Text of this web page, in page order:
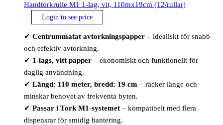
Handtorkrulle M1 1-lag, vit, 110mx19cm (12/rullar)
Login to see price
✔ Centrummatat avtorkningspapper – idealiskt för snabb
och effektiv avtorkning.
✔ 1-lags, vitt papper – ekonomiskt och funktionellt för
daglig användning.
✔ Längd: 110 meter, bredd: 19 cm – räcker länge och
minskar behovet av frekventa byten.
✔ Passar i Tork M1-systemet – kompatibelt med flera
dispensrar för smidig hantering.